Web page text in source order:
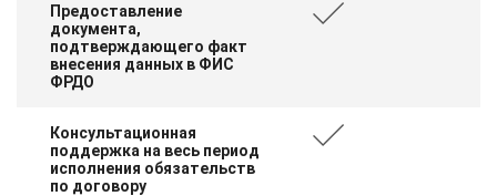
Предоставление
документа,
подтверждающего факт
внесения данных в ФИС
ФРДО
Консультационная
поддержка на весь период
исполнения обязательств
по договору